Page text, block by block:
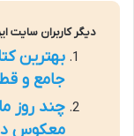
دیگر کاربران سایت
جامع و
معکوس